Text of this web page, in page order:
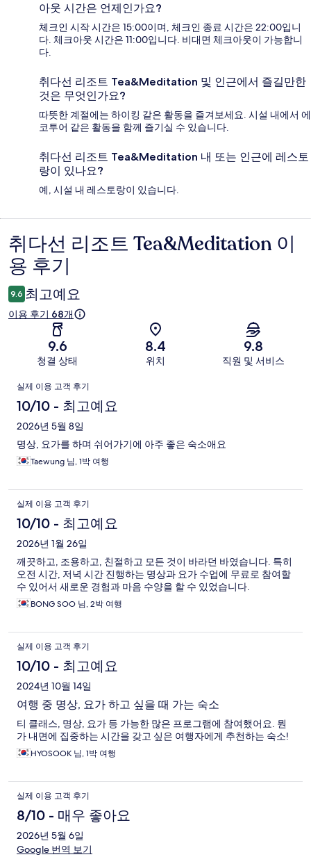
아웃 시간은 언제인가요?
체크인 시작 시간은 15:00이며, 체크인 종료 시간은 22:00입니
다. 체크아웃 시간은 11:00입니다. 비대면 체크아웃이 가능합니
다.
취다선 리조트 Tea&Meditation 및 인근에서 즐길만한
것은 무엇인가요?
따뜻한 계절에는 하이킹 같은 활동을 즐겨보세요. 시설 내에서 에
코투어 같은 활동을 함께 즐기실 수 있습니다.
취다선 리조트 Tea&Meditation 내 또는 인근에 레스토
랑이 있나요?
예, 시설 내 레스토랑이 있습니다.
이
용
후
기
취다선 리조트 Tea&Meditation 이
용 후기
9.6 최고예요
이용 후기 68개
9.6
청결 상태
8.4
위치
9.8
직원 및 서비스
이
용
후
기
실제 이용 고객 후기
10/10 - 최고예요
2026년 5월 8일
명상, 요가를 하며 쉬어가기에 아주 좋은 숙소애요
Taewung 님, 1박 여행
실제 이용 고객 후기
10/10 - 최고예요
2026년 1월 26일
깨끗하고, 조용하고, 친절하고 모든 것이 바라던 바였습니다. 특히
오전 시간, 저녁 시간 진행하는 명상과 요가 수업에 무료로 참여할
수 있어서 새로운 경험과 마음 수양을 할 수 있었습니다.
BONG SOO 님, 2박 여행
실제 이용 고객 후기
10/10 - 최고예요
2024년 10월 14일
여행 중 명상, 요가 하고 싶을 때 가는 숙소
티 클래스, 명상, 요가 등 가능한 많은 프로그램에 참여했어요. 뭔
가 내면에 집중하는 시간을 갖고 싶은 여행자에게 추천하는 숙소!
HYOSOOK 님, 1박 여행
실제 이용 고객 후기
8/10 - 매우 좋아요
2026년 5월 6일
Google 번역 보기